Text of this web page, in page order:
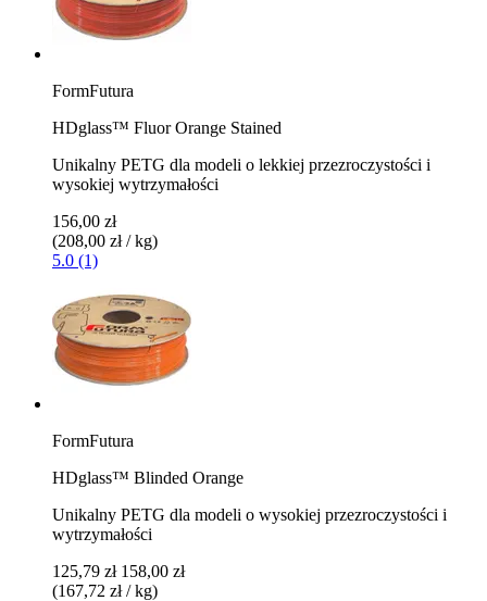
FormFutura
HDglass™ Fluor Orange Stained
Unikalny PETG dla modeli o lekkiej przezroczystości i
wysokiej wytrzymałości
156,00 zł
(208,00 zł / kg)
5.0 (1)
FormFutura
HDglass™ Blinded Orange
Unikalny PETG dla modeli o wysokiej przezroczystości i
wytrzymałości
125,79 zł 158,00 zł
(167,72 zł / kg)